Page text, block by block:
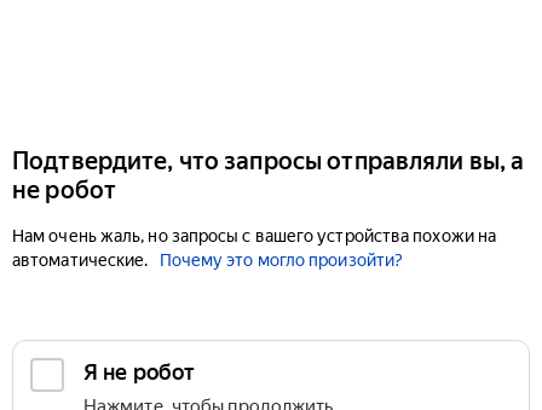
Подтвердите, что запросы отправляли вы, а
не робот
Нам очень жаль, но запросы с вашего устройства похожи на
автоматические.
Почему это могло произойти?